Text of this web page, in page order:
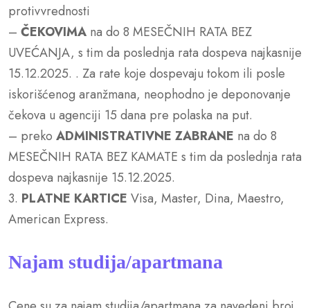
protivvrednosti
– ČEKOVIMA na do 8 MESEČNIH RATA BEZ
UVEĆANJA, s tim da poslednja rata dospeva najkasnije
15.12.2025. . Za rate koje dospevaju tokom ili posle
iskorišćenog aranžmana, neophodno je deponovanje
čekova u agenciji 15 dana pre polaska na put.
– preko ADMINISTRATIVNE ZABRANE na do 8
MESEČNIH RATA BEZ KAMATE s tim da poslednja rata
dospeva najkasnije 15.12.2025.
3. PLATNE KARTICE Visa, Master, Dina, Maestro,
American Express.
Najam studija/apartmana